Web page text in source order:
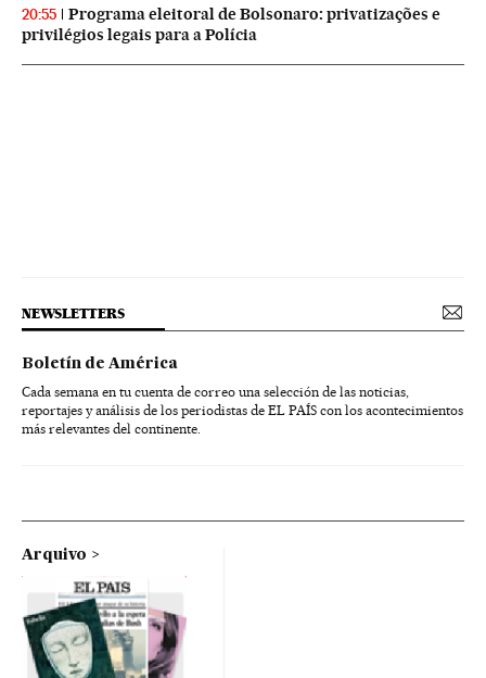
20:55
Programa eleitoral de Bolsonaro: privatizações e
privilégios legais para a Polícia
NEWSLETTERS
Boletín de América
Cada semana en tu cuenta de correo una selección de las noticias,
reportajes y análisis de los periodistas de EL PAÍS con los acontecimientos
más relevantes del continente.
Arquivo